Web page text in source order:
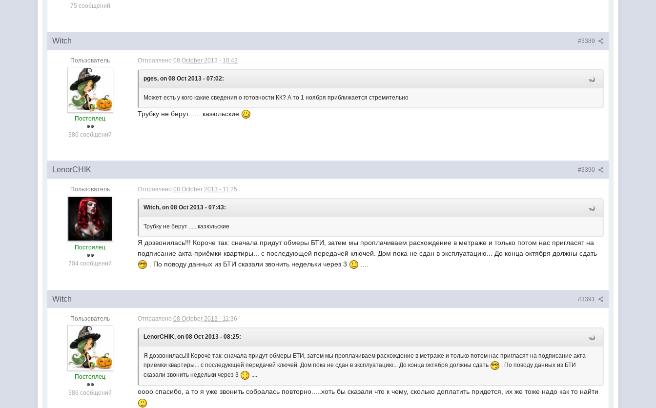
75 сообщений
#3389
Witch
Пользователь
Постоялец
386 сообщений
Отправлено08 October 2013 - 10:43
pges, on 08 Oct 2013 - 07:02:
Может есть у кого какие сведения о готовности КК? А то 1 ноября приближается стремительно
Трубку не берут ......казюльские
#3390
LenorCHIK
Пользователь
Постоялец
704 сообщений
Отправлено08 October 2013 - 11:25
Witch, on 08 Oct 2013 - 07:43:
Трубку не берут ......казюльские
Я дозвонилась!!! Короче так: сначала придут обмеры БТИ, затем мы проплачиваем расхождение в метраже и только потом нас пригласят на
подписание акта-приёмки квартиры... с последующей передачей ключей. Дом пока не сдан в эксплуатацию... До конца октября должны сдать
. По поводу данных из БТИ сказали звонить недельки через 3
#3391
Witch
Пользователь
Постоялец
386 сообщений
Отправлено08 October 2013 - 11:36
LenorCHIK, on 08 Oct 2013 - 08:25:
Я дозвонилась!!! Короче так: сначала придут обмеры БТИ, затем мы проплачиваем расхождение в метраже и только потом нас пригласят на подписание акта-
приёмки квартиры... с последующей передачей ключей. Дом пока не сдан в эксплуатацию... До конца октября должны сдать
. По поводу данных из БТИ
сказали звонить недельки через 3
....
оооо спасибо, а то я уже звонить собралась повторно.....хоть бы сказали что к чему, сколько доплатить придется, их же тоже надо как то найти